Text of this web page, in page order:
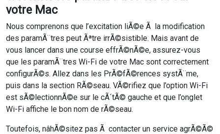
votre Mac
Nous comprenons que l’excitation liÃ©e Ã la modification
des paramÃ¨tres peut Ãªtre irrÃ©sistible. Mais avant de
vous lancer dans une course effrÃ©nÃ©e, assurez-vous
que les paramÃ¨tres Wi-Fi de votre Mac sont correctement
configurÃ©s. Allez dans les PrÃ©fÃ©rences systÃ¨me,
puis dans la section RÃ©seau. VÃ©rifiez que l’option Wi-Fi
est sÃ©lectionnÃ©e sur le cÃ´tÃ© gauche et que l’onglet
Wi-Fi affiche le bon nom de rÃ©seau.
Toutefois, nâhÃ©sitez pas Ã contacter un service agrÃ©Ã©